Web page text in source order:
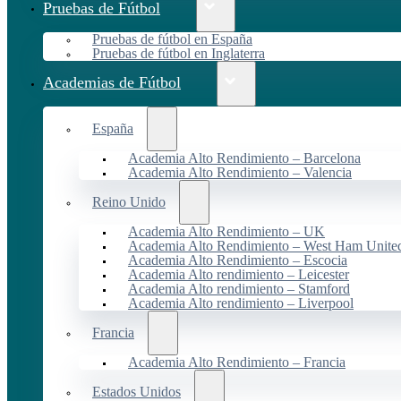
Pruebas de Fútbol
Pruebas de fútbol en España
Pruebas de fútbol en Inglaterra
Academias de Fútbol
España
Academia Alto Rendimiento – Barcelona
Academia Alto Rendimiento – Valencia
Reino Unido
Academia Alto Rendimiento – UK
Academia Alto Rendimiento – West Ham
Academia Alto Rendimiento – Escocia
Academia Alto rendimiento – Leicester
Academia Alto rendimiento – Stamford
Academia Alto rendimiento – Liverpool
Francia
Academia Alto Rendimiento – Francia
Estados Unidos